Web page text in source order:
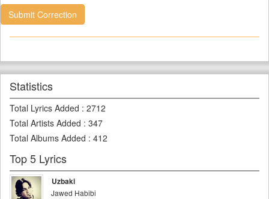
Submit Correction
Statistics
Total Lyrics Added : 2712
Total Artists Added : 347
Total Albums Added : 412
Top 5 Lyrics
Uzbaki
Jawed Habibi